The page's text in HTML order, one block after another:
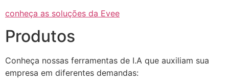
conheça as soluções da Evee
Produtos
Conheça nossas ferramentas de I.A que auxiliam sua
empresa em diferentes demandas: